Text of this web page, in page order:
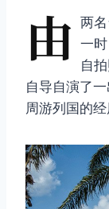
由 两
一
自
自导自演了
周游列国的经